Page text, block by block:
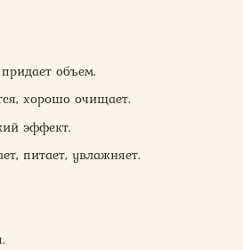
объем.
хорошо очищает.
эффект.
питает, увлажняет.